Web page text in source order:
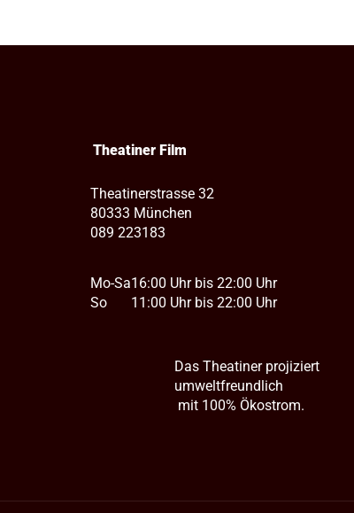
Theatiner Film
Theatinerstrasse 32
80333 München
089 223183
Mo-Sa
So
16:00 Uhr bis 22:00 Uhr
11:00 Uhr bis 22:00 Uhr
Das Theatiner projiziert
umweltfreundlich
mit 100% Ökostrom.